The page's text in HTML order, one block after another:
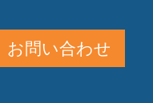
お問い合わせ